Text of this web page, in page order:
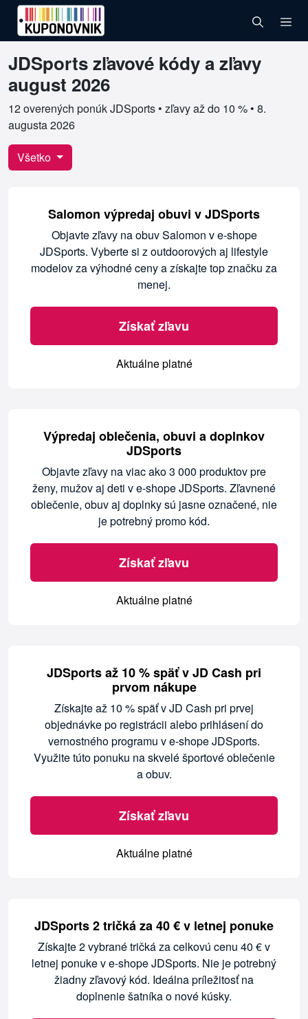
JDSports zľavové kódy a zľavy
august 2026
12 overených ponúk JDSports • zľavy až do 10 % • 8.
augusta 2026
Overené kupóny pre JDSports
Všetko
Salomon výpredaj obuvi v JDSports
Objavte zľavy na obuv Salomon v e-shope
JDSports. Vyberte si z outdoorových aj lifestyle
modelov za výhodné ceny a získajte top značku za
menej.
Získať zľavu
Aktuálne platné
Výpredaj oblečenia, obuvi a doplnkov
JDSports
Objavte zľavy na viac ako 3 000 produktov pre
ženy, mužov aj deti v e-shope JDSports. Zľavnené
oblečenie, obuv aj doplnky sú jasne označené, nie
je potrebný promo kód.
Získať zľavu
Aktuálne platné
JDSports až 10 % späť v JD Cash pri
prvom nákupe
Získajte až 10 % späť v JD Cash pri prvej
objednávke po registrácii alebo prihlásení do
vernostného programu v e-shope JDSports.
Využite túto ponuku na skvelé športové oblečenie
a obuv.
Získať zľavu
Aktuálne platné
JDSports 2 tričká za 40 € v letnej ponuke
Získajte 2 vybrané tričká za celkovú cenu 40 € v
letnej ponuke v e-shope JDSports. Nie je potrebný
žiadny zľavový kód. Ideálna príležitosť na
doplnenie šatníka o nové kúsky.